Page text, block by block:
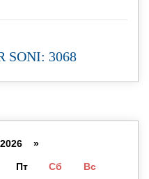
SONI: 3068
»
Пт Сб Вс